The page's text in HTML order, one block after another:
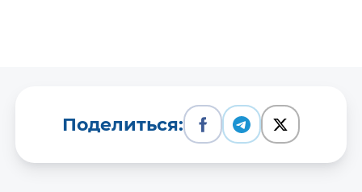
Поделиться: